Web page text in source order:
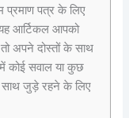
पत्र के लिए
आर्टिकल आपको
अपने दोस्तों के साथ
सवाल या कुछ
साथ जुड़े रहने के लिए